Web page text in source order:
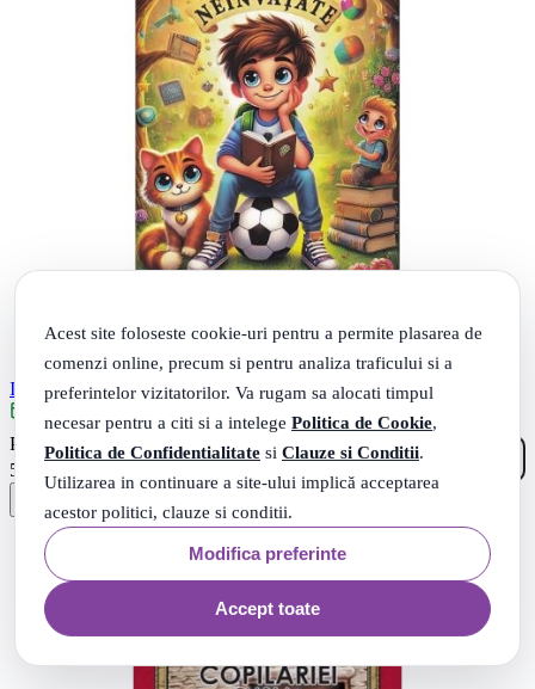
Acest site foloseste cookie-uri pentru a permite plasarea de
comenzi online, precum si pentru analiza traficului si a
preferintelor vizitatorilor. Va rugam sa alocati timpul
necesar pentru a citi si a intelege Politica de Cookie,
Politica de Confidentialitate si Clauze si Conditii.
Utilizarea in continuare a site-ului implică acceptarea
acestor politici, clauze si conditii.
Modifica preferinte
Accept toate
In tara Lectiilor Neinvatate - Lea Gheraskina
PRP: 10
Lei
5